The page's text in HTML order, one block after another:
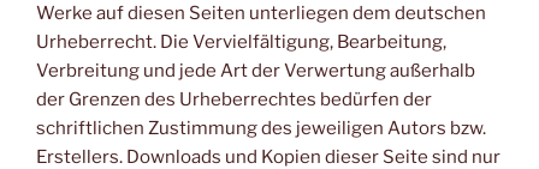
Werke auf diesen Seiten unterliegen dem deutschen
Urheberrecht. Die Vervielfältigung, Bearbeitung,
Verbreitung und jede Art der Verwertung außerhalb
der Grenzen des Urheberrechtes bedürfen der
schriftlichen Zustimmung des jeweiligen Autors bzw.
Erstellers. Downloads und Kopien dieser Seite sind nur